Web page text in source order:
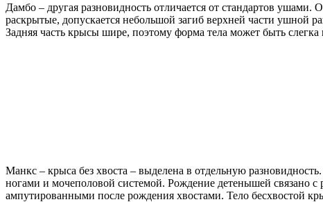
Дамбо – другая разновидность отличается от стандартов
раскрытые, допускается небольшой загиб верхней части ушной
Задняя часть крысы шире, поэтому форма тела может быть
Манкс – крыса без хвоста – выделена в отдельную
ногами и мочеполовой системой. Рождение детенышей связано
ампутированными после рождения хвостами. Тело бесхвостой